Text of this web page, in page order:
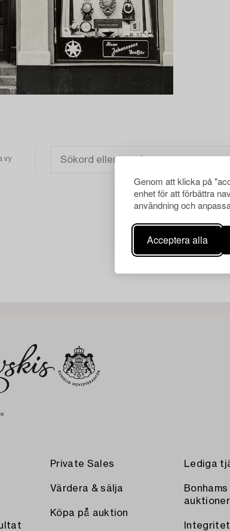
Genom att klicka på
enhet för att förbättra
användning och
Acceptera alla
vy
Private Sales
Värdera & sälja
Köpa på auktion
Lediga
Bonhams
auktioner